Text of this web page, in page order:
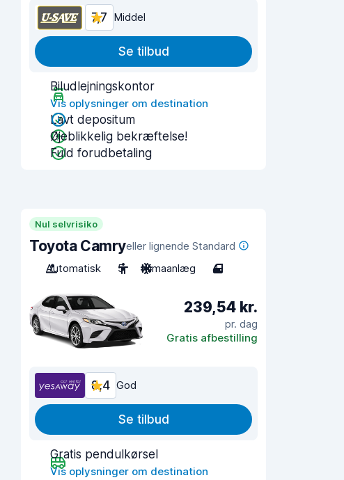
7,7 Middel
Se tilbud
Biludlejningskontor
Vis oplysninger om destination
Lavt depositum
Øjeblikkelig bekræftelse!
Fuld forudbetaling
Nul selvrisiko
Toyota Camryeller lignende Standard
Automatisk
5 Klimaanlæg 4
239,54 kr.
pr. dag
Gratis afbestilling
8,4 God
Se tilbud
Gratis pendulkørsel
Vis oplysninger om destination